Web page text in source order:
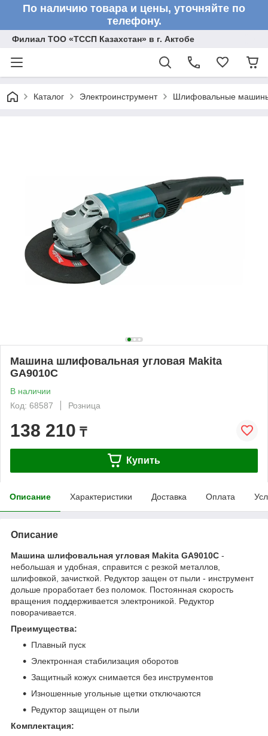
По наличию товара и цены, уточняйте по
телефону.
Филиал ТОО «ТССП Казахстан» в г. Актобе
Каталог Электроинструмент Шлифовальные
Машина шлифовальная угловая Makita
GA9010C
В наличии
Код: 68587
Розница
138 210 ₸
Купить
Описание Характеристики Доставка Оплата
Описание
Машина шлифовальная угловая Makita GA9010C -
небольшая и удобная, справится с резкой металлов,
шлифовкой, зачисткой. Редуктор защен от пыли - инструмент
дольше проработает без поломок. Постоянная скорость
вращения поддерживается электроникой. Редуктор
поворачивается.
Преимущества:
Плавный пуск
Электронная стабилизация оборотов
Защитный кожух снимается без инструментов
Изношенные угольные щетки отключаются
Редуктор защищен от пыли
Комплектация: